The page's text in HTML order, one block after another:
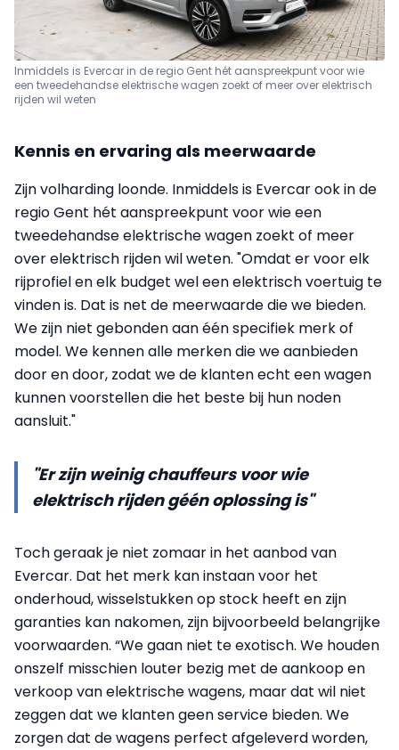
Inmiddels is Evercar in de regio Gent hét aanspreekpunt voor wie
een tweedehandse elektrische wagen zoekt of meer over elektrisch
rijden wil weten
Kennis en ervaring als meerwaarde
Zijn volharding loonde. Inmiddels is Evercar ook in de
regio Gent hét aanspreekpunt voor wie een
tweedehandse elektrische wagen zoekt of meer
over elektrisch rijden wil weten. "Omdat er voor elk
rijprofiel en elk budget wel een elektrisch voertuig te
vinden is. Dat is net de meerwaarde die we bieden.
We zijn niet gebonden aan één specifiek merk of
model. We kennen alle merken die we aanbieden
door en door, zodat we de klanten echt een wagen
kunnen voorstellen die het beste bij hun noden
aansluit."
"Er zijn weinig chauffeurs voor wie
elektrisch rijden géén oplossing is"
Toch geraak je niet zomaar in het aanbod van
Evercar. Dat het merk kan instaan voor het
onderhoud, wisselstukken op stock heeft en zijn
garanties kan nakomen, zijn bijvoorbeeld belangrijke
voorwaarden. “We gaan niet te exotisch. We houden
onszelf misschien louter bezig met de aankoop en
verkoop van elektrische wagens, maar dat wil niet
zeggen dat we klanten geen service bieden. We
zorgen dat de wagens perfect afgeleverd worden,